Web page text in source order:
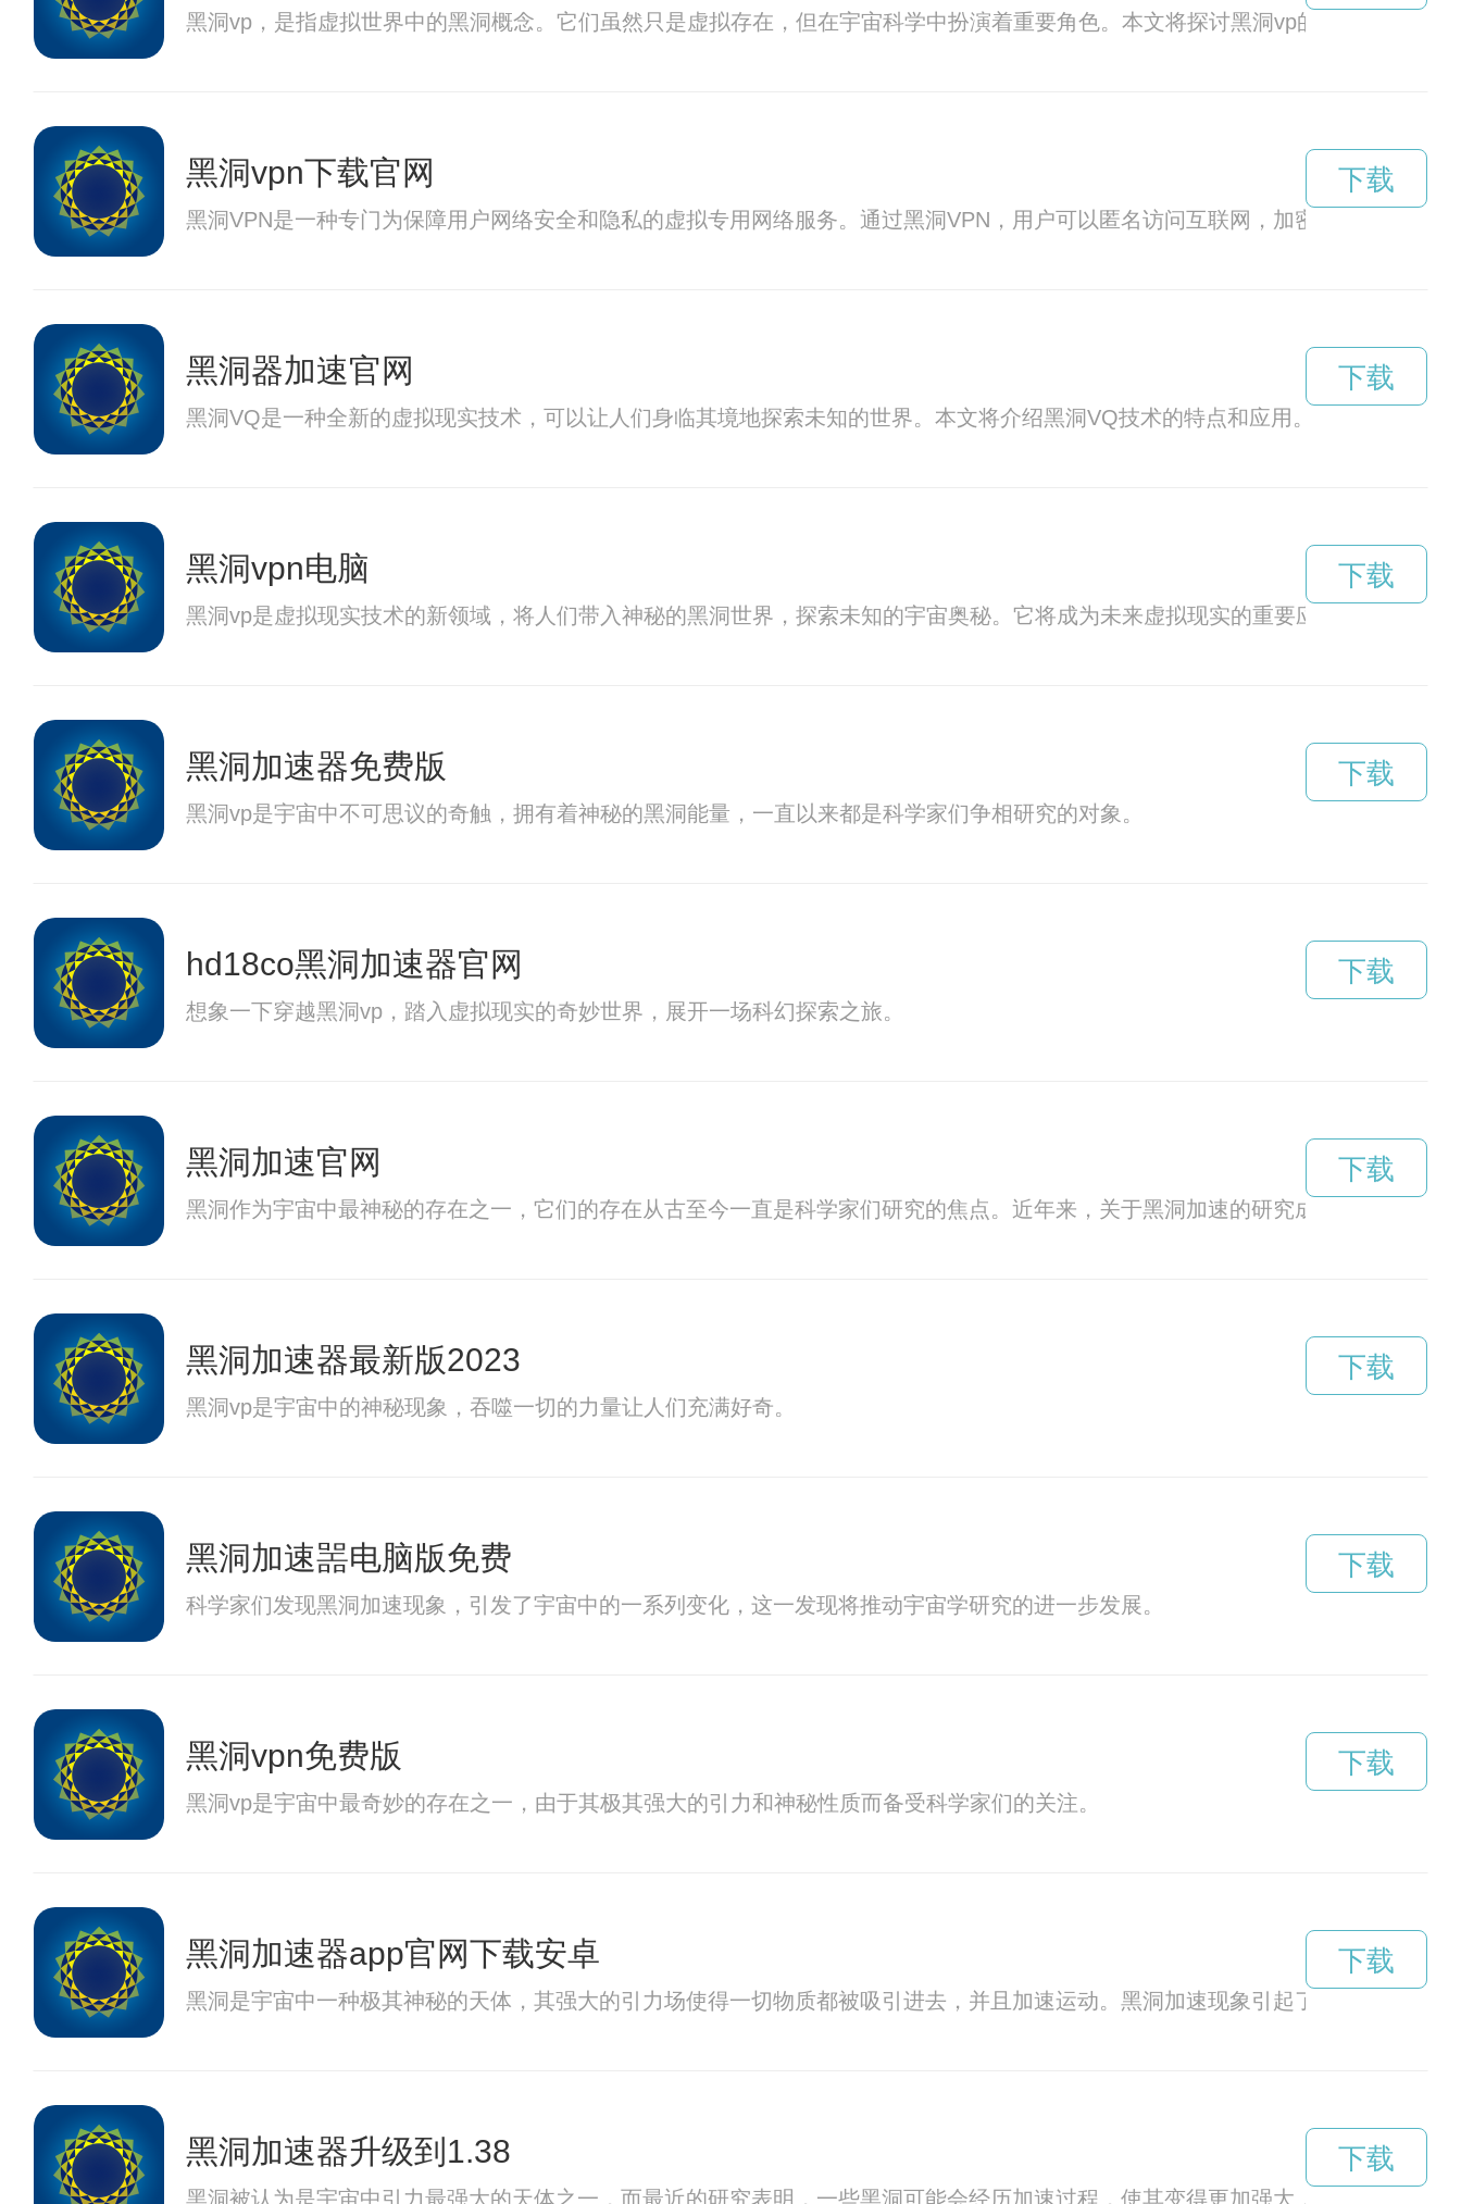
黑洞vp，是指虚拟世界中的黑洞概念。它们虽然只是虚拟存在，但在宇宙科学中扮演着重要角色。本文将探讨黑洞vp的种种奥秘，带
黑洞vpn下载官网
黑洞VPN是一种专门为保障用户网络安全和隐私的虚拟专用网络服务。通过黑洞VPN，用户可以匿名访问互联网，加密数据传输，避
下载
黑洞器加速官网
黑洞VQ是一种全新的虚拟现实技术，可以让人们身临其境地探索未知的世界。本文将介绍黑洞VQ技术的特点和应用。
下载
黑洞vpn电脑
黑洞vp是虚拟现实技术的新领域，将人们带入神秘的黑洞世界，探索未知的宇宙奥秘。它将成为未来虚拟现实的重要应用方向，让人
下载
黑洞加速器免费版
黑洞vp是宇宙中不可思议的奇触，拥有着神秘的黑洞能量，一直以来都是科学家们争相研究的对象。
下载
hd18co黑洞加速器官网
想象一下穿越黑洞vp，踏入虚拟现实的奇妙世界，展开一场科幻探索之旅。
下载
黑洞加速官网
黑洞作为宇宙中最神秘的存在之一，它们的存在从古至今一直是科学家们研究的焦点。近年来，关于黑洞加速的研究成果日渐丰富
下载
黑洞加速器最新版2023
黑洞vp是宇宙中的神秘现象，吞噬一切的力量让人们充满好奇。
下载
黑洞加速噐电脑版免费
科学家们发现黑洞加速现象，引发了宇宙中的一系列变化，这一发现将推动宇宙学研究的进一步发展。
下载
黑洞vpn免费版
黑洞vp是宇宙中最奇妙的存在之一，由于其极其强大的引力和神秘性质而备受科学家们的关注。
下载
黑洞加速器app官网下载安卓
黑洞是宇宙中一种极其神秘的天体，其强大的引力场使得一切物质都被吸引进去，并且加速运动。黑洞加速现象引起了科学家们的
下载
黑洞加速器升级到1.38
黑洞被认为是宇宙中引力最强大的天体之一，而最近的研究表明，一些黑洞可能会经历加速过程，使其变得更加强大，这一现象引起
下载